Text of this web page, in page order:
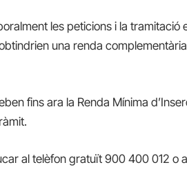
les peticions i la tramitació
una renda
fins ara la Renda Mínima
al telèfon gratuït 900 400 012 o